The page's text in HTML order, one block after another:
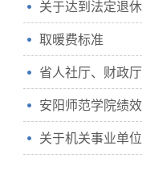
取暖费标准
安阳师范学院绩